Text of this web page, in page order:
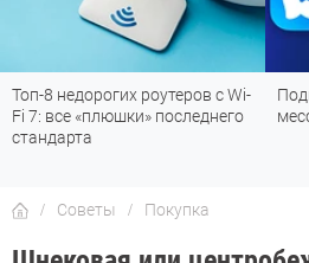
Топ-8 недорогих роутеров с Wi-
Fi 7: все «плюшки» последнего
стандарта
Советы Покупка